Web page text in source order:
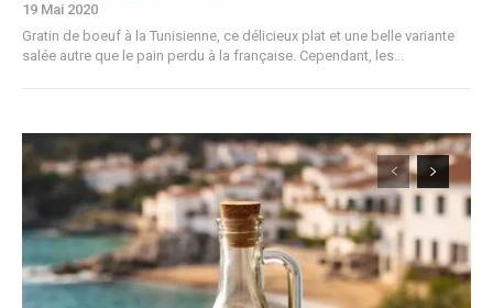
19 Mai 2020
Gratin de boeuf à la Tunisienne, ce délicieux plat et une belle variante
salée autre que le pain perdu à la française. Cependant, les...